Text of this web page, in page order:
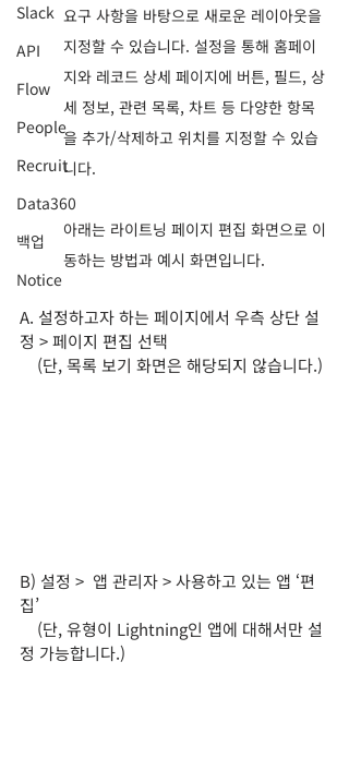
Slack
API
Flow
People
Recruit
Data360
백업
Notice
요구 사항을 바탕으로 새로운 레이아웃을
지정할 수 있습니다. 설정을 통해 홈페이
지와 레코드 상세 페이지에 버튼, 필드, 상
세 정보, 관련 목록, 차트 등 다양한 항목
을 추가/삭제하고 위치를 지정할 수 있습
니다.
아래는 라이트닝 페이지 편집 화면으로 이
동하는 방법과 예시 화면입니다.
A. 설정하고자 하는 페이지에서 우측 상단 설
정 > 페이지 편집 선택
    (단, 목록 보기 화면은 해당되지 않습니다.)
B) 설정 >  앱 관리자 > 사용하고 있는 앱 ‘편
집’
정 가능합니다.)